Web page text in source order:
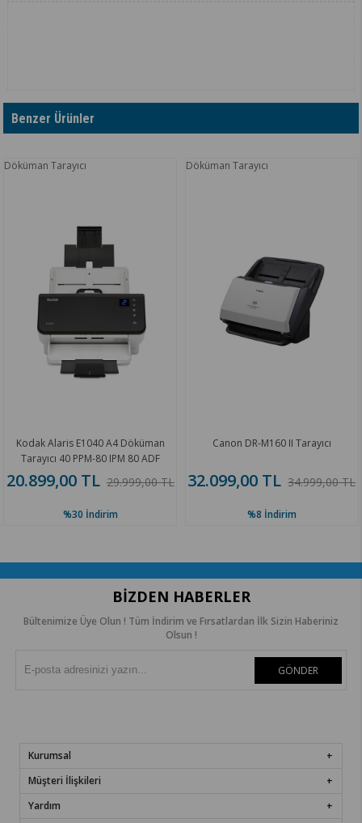
Benzer Ürünler
Döküman Tarayıcı
Kodak Alaris E1040 A4 Döküman
Tarayıcı 40 PPM-80 IPM 80 ADF
Günlük 5.000 Sayfa 8011892
20.899,00 TL 29.999,00 TL
%30 İndirim
Döküman Tarayıcı
Canon DR-M160 II Tarayıcı
32.099,00 TL 34.999,00 TL
%8 İndirim
BIZDEN HABERLER
Bültenimize Üye Olun ! Tüm İndirim ve Fırsatlardan İlk Sizin Haberiniz
Olsun !
GÖNDER
Kurumsal
Müşteri İlişkileri
Yardım